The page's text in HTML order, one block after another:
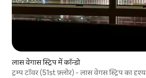
लास वेगास स्ट्रिप में कॉन्डो
ट्रम्प टॉवर (51st फ़्लोर) - लास वेगस स्ट्रिप का दृश्य